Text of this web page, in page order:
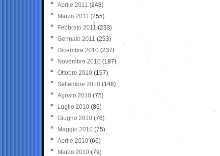
Aprile 2011 (248)
Marzo 2011 (255)
Febbraio 2011 (233)
Gennaio 2011 (253)
Dicembre 2010 (237)
Novembre 2010 (187)
Ottobre 2010 (157)
Settembre 2010 (148)
Agosto 2010 (75)
Luglio 2010 (86)
Giugno 2010 (76)
Maggio 2010 (75)
Aprile 2010 (66)
Marzo 2010 (79)